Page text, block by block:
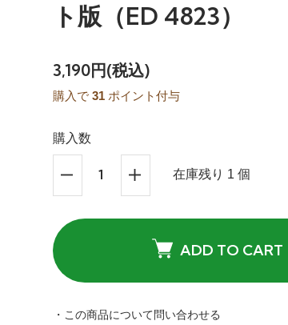
ト版（ED 4823）
3,190円(税込)
購入で 31 ポイント付与
購入数
在庫残り 1 個
ADD TO CART
・この商品について問い合わせる